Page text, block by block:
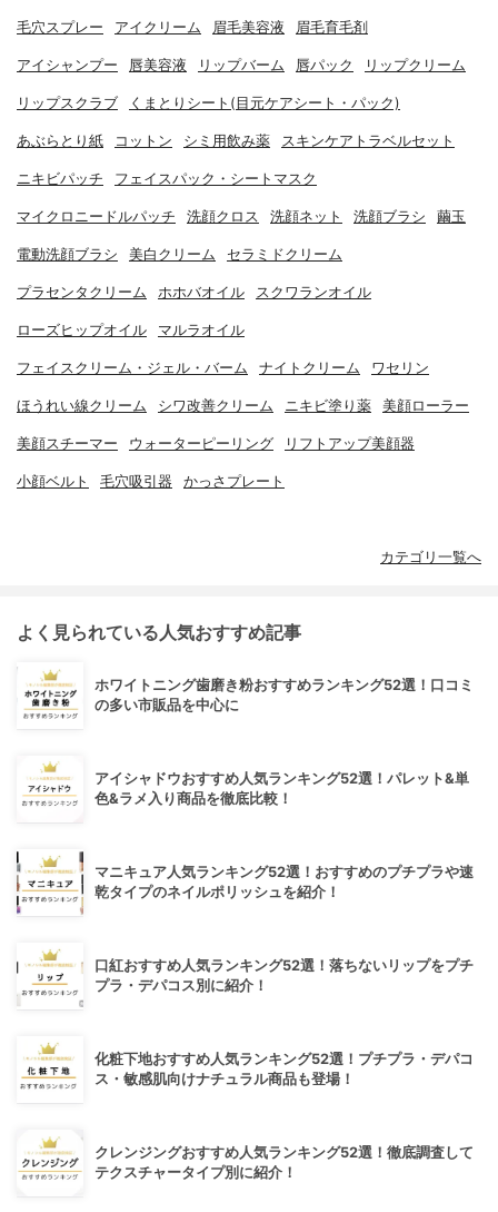
毛穴スプレー アイクリーム 眉毛美容液 眉毛育毛剤
アイシャンプー 唇美容液 リップバーム 唇パック リップクリーム
リップスクラブ くまとりシート(目元ケアシート・パック)
あぶらとり紙 コットン シミ用飲み薬 スキンケアトラベルセット
ニキビパッチ フェイスパック・シートマスク
マイクロニードルパッチ 洗顔クロス 洗顔ネット 洗顔ブラシ 繭玉
電動洗顔ブラシ 美白クリーム セラミドクリーム
プラセンタクリーム ホホバオイル スクワランオイル
ローズヒップオイル マルラオイル
フェイスクリーム・ジェル・バーム ナイトクリーム ワセリン
ほうれい線クリーム シワ改善クリーム ニキビ塗り薬 美顔ローラー
美顔スチーマー ウォーターピーリング リフトアップ美顔器
小顔ベルト 毛穴吸引器 かっさプレート
カテゴリ一覧へ
よく見られている人気おすすめ記事
ホワイトニング歯磨き粉おすすめランキング52選！口コミ
の多い市販品を中心に
アイシャドウおすすめ人気ランキング52選！パレット&単
色&ラメ入り商品を徹底比較！
マニキュア人気ランキング52選！おすすめのプチプラや速
乾タイプのネイルポリッシュを紹介！
口紅おすすめ人気ランキング52選！落ちないリップをプチ
プラ・デパコス別に紹介！
化粧下地おすすめ人気ランキング52選！プチプラ・デパコ
ス・敏感肌向けナチュラル商品も登場！
クレンジングおすすめ人気ランキング52選！徹底調査して
テクスチャータイプ別に紹介！